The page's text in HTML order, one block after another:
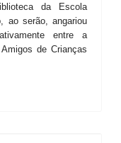
da Escola
ao serão, angariou
entre a
de Crianças